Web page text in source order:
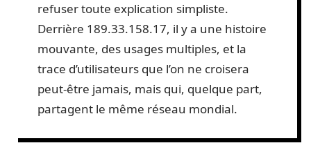
refuser toute explication simpliste.
Derrière 189.33.158.17, il y a une histoire
mouvante, des usages multiples, et la
trace d’utilisateurs que l’on ne croisera
peut-être jamais, mais qui, quelque part,
partagent le même réseau mondial.